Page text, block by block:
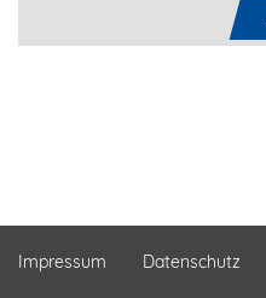
Impressum Datenschutz